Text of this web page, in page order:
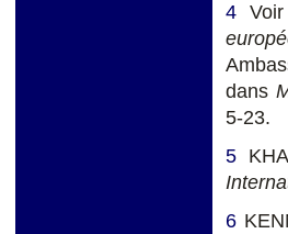
4
dans
5-23.
5
6